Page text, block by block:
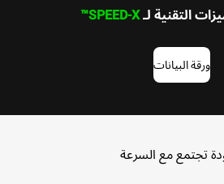
التقنية لـSPEED-X™
ورقة البيانات
تجتمع مع السرعة